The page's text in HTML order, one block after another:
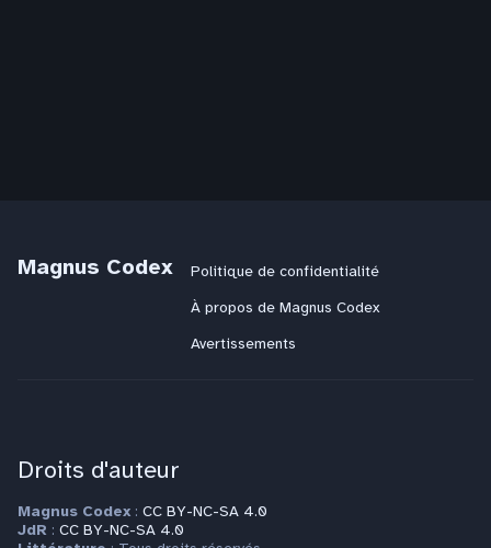
Magnus Codex
Politique de confidentialité
À propos de Magnus Codex
Avertissements
Droits d'auteur
Magnus Codex : CC BY-NC-SA 4.0
JdR : CC BY-NC-SA 4.0